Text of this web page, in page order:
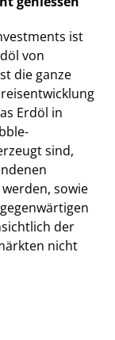
ist
von
die ganze
Erdöl in
sind,
sowie
der
nicht